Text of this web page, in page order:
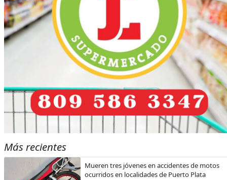
Más recientes
Mueren tres jóvenes en accidentes de motos
ocurridos en localidades de Puerto Plata